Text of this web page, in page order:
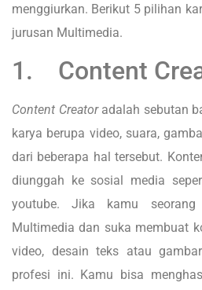
menggiurkan. Berikut 5 pilihan
jurusan Multimedia.
1. Content
Content Creator adalah sebutan
karya berupa video, suara,
dari beberapa hal tersebut.
diunggah ke sosial media
youtube. Jika kamu
Multimedia dan suka membuat
video, desain teks atau
profesi ini. Kamu bisa